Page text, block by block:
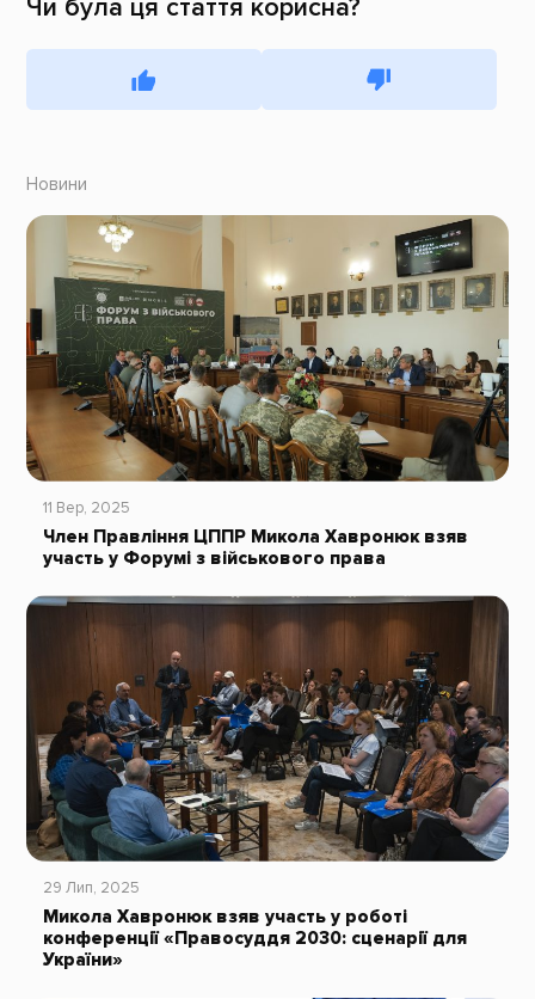
Чи була ця стаття корисна?
Новини
11 Вер, 2025
Член Правління ЦППР Микола Хавронюк взяв
участь у Форумі з військового права
29 Лип, 2025
Микола Хавронюк взяв участь у роботі
конференції «Правосуддя 2030: сценарії для
України»